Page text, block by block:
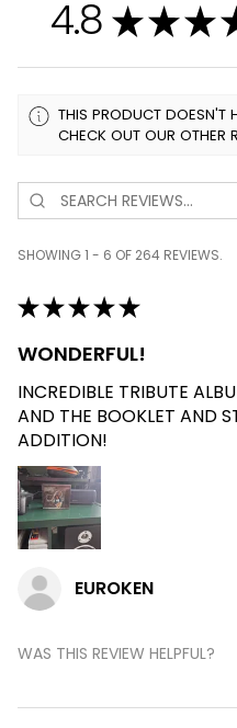
4.8 ★★★
THIS PRODUCT DOESN'T
CHECK OUT OUR OTHER
SHOWING 1 - 6 OF 264 REVIEWS.
★★★★★
WONDERFUL!
INCREDIBLE TRIBUTE
AND THE BOOKLET AND
ADDITION!
EUROKEN
WAS THIS REVIEW HELPFUL?